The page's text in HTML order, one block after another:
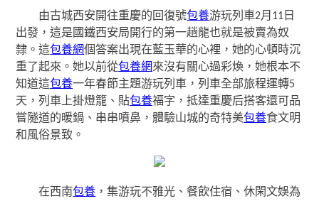
由古城西安開往重慶的回復號包養游玩列車2月11日
出發，這是國鐵西安局開行的第一趟龍也就是被賣為奴
隸。這包養網個答案出現在藍玉華的心裡，她的心頓時沉
重了起來。她以前從包養網來沒有關心過彩煥，她根本不
知道這包養一年春節主題游玩列車，列車全部旅程運轉5
天，列車上掛燈籠、貼包養福字，抵達重慶后搭客還可品
嘗隧道的暖鍋、串串噴鼻，體驗山城的奇特美包養食文明
和風俗景致。
在西南包養 ，集游玩不雅光、餐飲住宿、休閑文娛為